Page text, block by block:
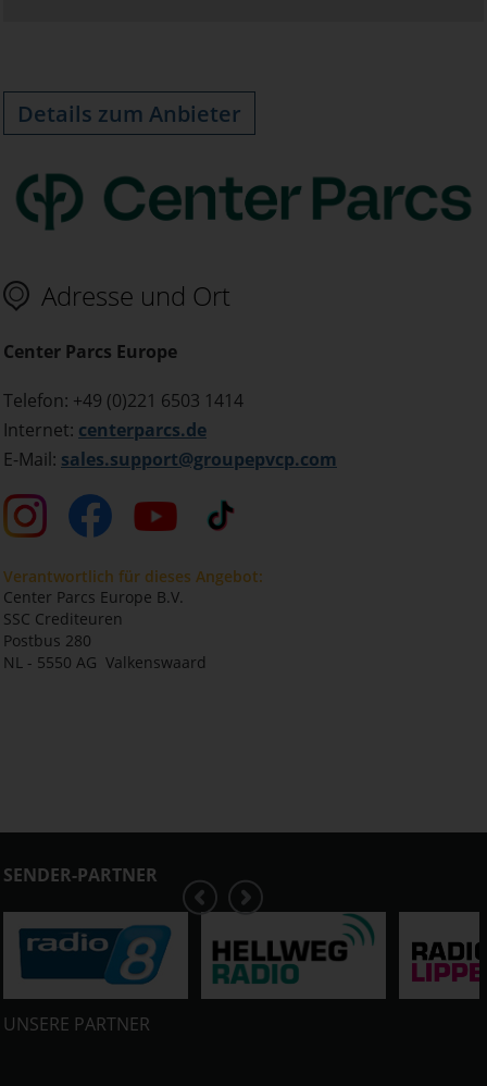
Details zum Anbieter
Adresse und Ort
Center Parcs Europe
Telefon: +49 (0)221 6503 1414
Internet: centerparcs.de
E-Mail: sales.support@groupepvcp.com
Verantwortlich für dieses Angebot:
Center Parcs Europe B.V.
SSC Crediteuren
Postbus 280
NL - 5550 AG Valkenswaard
SENDER-PARTNER
UNSERE PARTNER